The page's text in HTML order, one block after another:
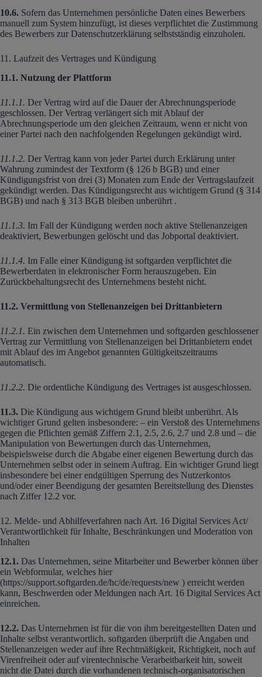
10.6. Sofern das Unternehmen persönliche Daten eines Bewerbers
manuell zum System hinzufügt, ist dieses verpflichtet die Zustimmung
des Bewerbers zur Datenschutzerklärung selbstständig einzuholen.
11. Laufzeit des Vertrages und Kündigung
11.1. Nutzung der Plattform
11.1.1. Der Vertrag wird auf die Dauer der Abrechnungsperiode
geschlossen. Der Vertrag verlängert sich mit Ablauf der
Abrechnungsperiode um den gleichen Zeitraum, wenn er nicht von
einer Partei nach den nachfolgenden Regelungen gekündigt wird.
11.1.2. Der Vertrag kann von jeder Partei durch Erklärung unter
Wahrung zumindest der Textform (§ 126 b BGB) und einer
Kündigungsfrist von drei (3) Monaten zum Ende der Vertragslaufzeit
gekündigt werden. Das Kündigungsrecht aus wichtigem Grund (§ 314
BGB) und nach § 313 BGB bleiben unberührt .
11.1.3. Im Fall der Kündigung werden noch aktive Stellenanzeigen
deaktiviert, Bewerbungen gelöscht und das Jobportal deaktiviert.
11.1.4. Im Falle einer Kündigung ist softgarden verpflichtet die
Bewerberdaten in elektronischer Form herauszugeben. Ein
Zurückbehaltungsrecht des Unternehmens besteht nicht.
11.2. Vermittlung von Stellenanzeigen bei Drittanbietern
11.2.1. Ein zwischen dem Unternehmen und softgarden geschlossener
Vertrag zur Vermittlung von Stellenanzeigen bei Drittanbietern endet
mit Ablauf des im Angebot genannten Gültigkeitszeitraums
automatisch.
11.2.2. Die ordentliche Kündigung des Vertrages ist ausgeschlossen.
11.3. Die Kündigung aus wichtigem Grund bleibt unberührt. Als
wichtiger Grund gelten insbesondere: – ein Verstoß des Unternehmens
gegen die Pflichten gemäß Ziffern 2.1, 2.5, 2.6, 2.7 und 2.8 und – die
Manipulation von Bewertungen durch das Unternehmen,
beispielsweise durch die Abgabe einer eigenen Bewertung durch das
Unternehmen selbst oder in seinem Auftrag. Ein wichtiger Grund liegt
insbesondere bei einer endgültigen Sperrung des Nutzerkontos
und/oder einer Beendigung der gesamten Bereitstellung des Dienstes
nach Ziffer 12.2 vor.
12. Melde- und Abhilfeverfahren nach Art. 16 Digital Services Act/
Verantwortlichkeit für Inhalte, Beschränkungen und Moderation von
Inhalten
12.1. Das Unternehmen, seine Mitarbeiter und Bewerber können über
ein Webformular, welches hier
(https://support.softgarden.de/hc/de/requests/new ) erreicht werden
kann, Beschwerden oder Meldungen nach Art. 16 Digital Services Act
einreichen.
12.2. Das Unternehmen ist für die von ihm bereitgestellten Daten und
Inhalte selbst verantwortlich. softgarden überprüft die Angaben und
Stellenanzeigen weder auf ihre Rechtmäßigkeit, Richtigkeit, noch auf
Virenfreiheit oder auf virentechnische Verarbeitbarkeit hin, soweit
nicht die Datei durch die vorhandenen technisch-organisatorischen